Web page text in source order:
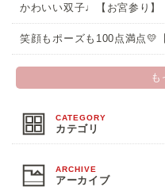
かわいい双子♩【お宮参り】
笑顔もポーズも100点満点💛
も
カテゴリ
アーカイブ